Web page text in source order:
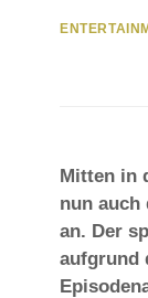
Mitten in
nun auch
an. Der
aufgrund